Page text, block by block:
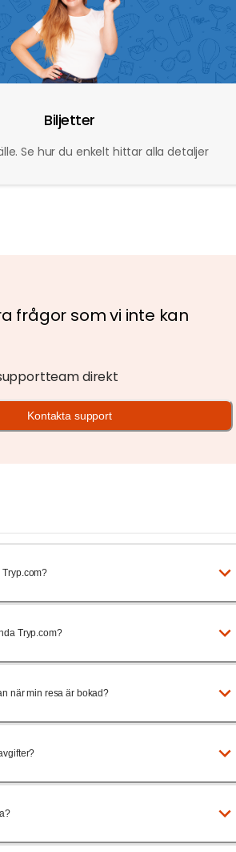
Biljetter
Se hur du enkelt hittar alla detaljer
frågor som vi inte kan
direkt
Kontakta support
Tryp.com?
när min resa är bokad?